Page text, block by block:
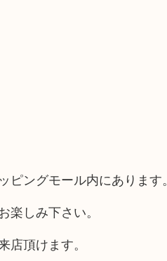
ングモール内にあります。
しみ下さい。
頂けます。